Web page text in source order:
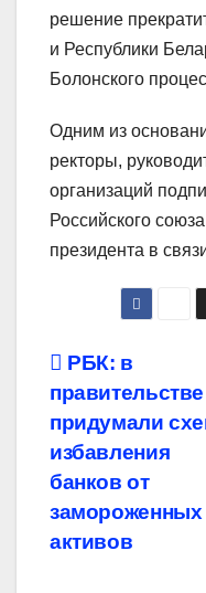
решение
и Республики
Болонского
Одним из
ректоры,
организаций
Российского
президента в
по
записям
РБК: в
правительстве
придумали
избавления
банков от
замороженных
активов